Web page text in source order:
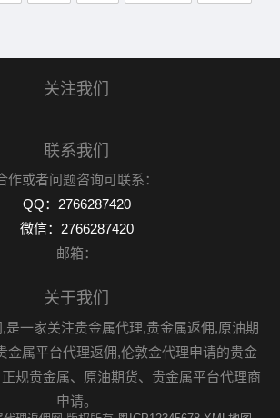
关注我们
联系我们
作或者问题咨询可联系：
QQ：2766287420
微信：2766287420
邮箱：
关于我们
是一家关注贵金属代理,贵金属返佣,原油期
金属平台代理返佣,伦敦金代理申请的贵金
规贵金属、原油期货、贵金属平台代理商
申请。